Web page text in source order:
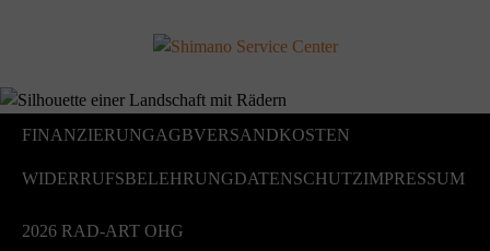
2026 RAD-ART OHG
FINANZIERUNGAGBVERSANDKOSTEN
WIDERRUFSBELEHRUNGDATENSCHUTZIMPRESSUM